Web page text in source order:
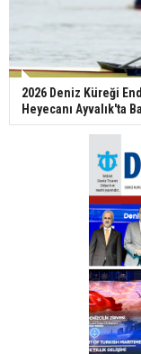
2026 Deniz Küreği
Heyecanı Ayvalık'ta